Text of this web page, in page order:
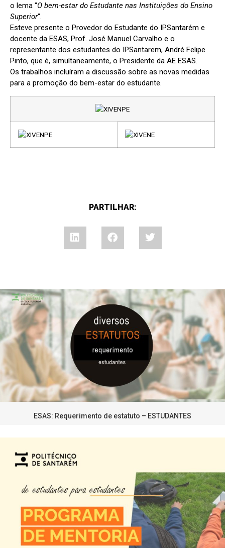
o lema “O bem-estar do Estudante nas Instituições do Ensino
Superior“.
Esteve presente o Provedor do Estudante do IPSantarém e
docente da ESAS, Prof. José Manuel Carvalho e o
representante dos estudantes do IPSantarem, André Felipe
Pinto, que é, simultaneamente, o Presidente da AE ESAS.
Os trabalhos incluíram a discussão sobre as novas medidas
para a promoção do bem-estar do estudante.
PARTILHAR:
ESAS: Requerimento de estatuto – ESTUDANTES